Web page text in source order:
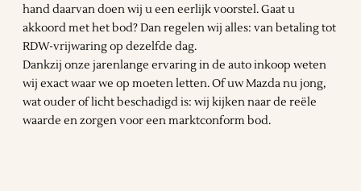
hand daarvan doen wij u een eerlijk voorstel. Gaat u
akkoord met het bod? Dan regelen wij alles: van betaling tot
RDW-vrijwaring op dezelfde dag.
Dankzij onze jarenlange ervaring in de auto inkoop weten
wij exact waar we op moeten letten. Of uw Mazda nu jong,
wat ouder of licht beschadigd is: wij kijken naar de reële
waarde en zorgen voor een marktconform bod.